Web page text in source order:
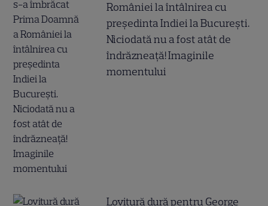
României la întâlnirea cu
președinta Indiei la București.
Niciodată nu a fost atât de
îndrăzneață! Imaginile
momentului
Lovitură dură pentru George